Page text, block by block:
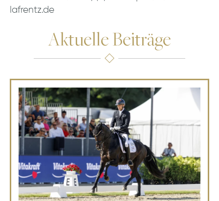
lafrentz.de
Aktuelle Beiträge